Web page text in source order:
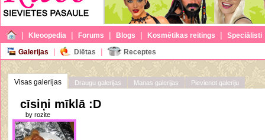
| Kleoopedia | Forums | Blogs | Kosmētikas reitings | Speciālisti
Galerijas | Diētas | Receptes
Visas galerijas Draugu galerijas Manas galerijas Pievienot galeriju
cīsiņi mīklā :D
by rozite